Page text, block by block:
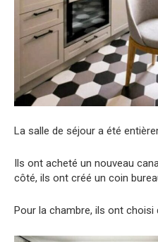
La salle de séjour a été
Ils ont acheté un nouveau
côté, ils ont créé un coin
Pour la chambre, ils ont